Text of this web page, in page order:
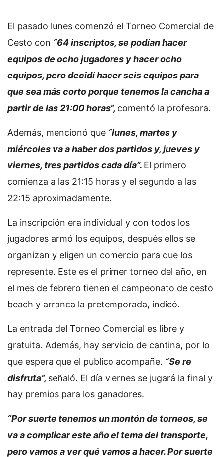
El pasado lunes comenzó el Torneo Comercial de
Cesto con “64 inscriptos, se podían hacer
equipos de ocho jugadores y hacer ocho
equipos, pero decidí hacer seis equipos para
que sea más corto porque tenemos la cancha a
partir de las 21:00 horas”, comentó la profesora.
Además, mencionó que “lunes, martes y
miércoles va a haber dos partidos y, jueves y
viernes, tres partidos cada día”. El primero
comienza a las 21:15 horas y el segundo a las
22:15 aproximadamente.
La inscripción era individual y con todos los
jugadores armó los equipos, después ellos se
organizan y eligen un comercio para que los
represente. Este es el primer torneo del año, en
el mes de febrero tienen el campeonato de cesto
beach y arranca la pretemporada, indicó.
La entrada del Torneo Comercial es libre y
gratuita. Además, hay servicio de cantina, por lo
que espera que el publico acompañe. “Se re
disfruta”, señaló. El día viernes se jugará la final y
hay premios para los ganadores.
“Por suerte tenemos un montón de torneos, se
va a complicar este año el tema del transporte,
pero vamos a ver qué vamos a hacer. Por suerte